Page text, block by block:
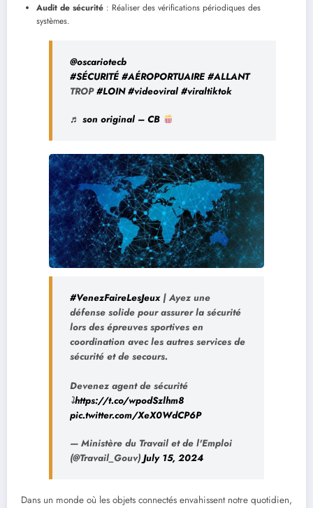
Audit de sécurité : Réaliser des vérifications périodiques des
systèmes.
@oscariotecb
#SÉCURITÉ #AÉROPORTUAIRE #ALLANT
TROP#LOIN #videoviral #viraltiktok
♬ son original – CB
#VenezFaireLesJeux| Ayez une
défense solide pour assurer la sécurité
lors des épreuves sportives en
coordination avec les autres services de
sécurité et de secours.
Devenez agent de sécurité
⤵https://t.co/wpodSzlhm8
pic.twitter.com/XeX0WdCP6P
— Ministère du Travail et de l'Emploi
(@Travail_Gouv) July 15, 2024
Dans un monde où les objets connectés envahissent notre quotidien,